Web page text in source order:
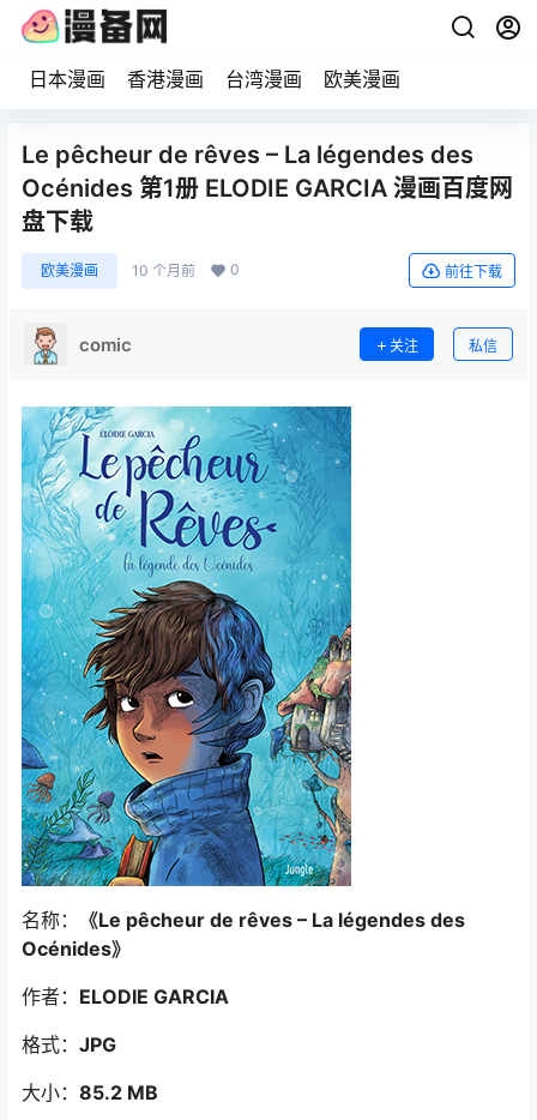
日本漫画 香港漫画 台湾漫画 欧美漫画
Le pêcheur de rêves – La légendes des
Océnides 第1册 ELODIE GARCIA 漫画百度网
盘下载
欧美漫画 10 个月前 0 前往下载
comic 关注 私信
名称：
《Le pêcheur de rêves – La légendes des
Océnides》
作者： ELODIE GARCIA
格式： JPG
大小： 85.2 MB